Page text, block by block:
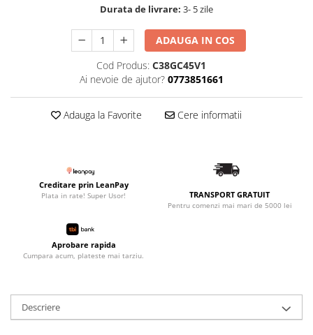
Durata de livrare: 3- 5 zile
ADAUGA IN COS
Cod Produs: C38GC45V1
Ai nevoie de ajutor? 0773851661
Adauga la Favorite Cere informatii
Creditare prin LeanPay
Plata in rate! Super Usor! TRANSPORT GRATUIT
Pentru comenzi mai mari de 5000 lei
Aprobare rapida
Cumpara acum, plateste mai tarziu.
Descriere